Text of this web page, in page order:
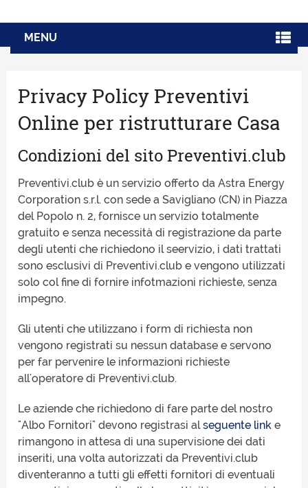
MENU
Privacy Policy Preventivi
Online per ristrutturare Casa
Condizioni del sito Preventivi.club
Preventivi.club è un servizio offerto da Astra Energy
Corporation s.r.l. con sede a Savigliano (CN) in Piazza
del Popolo n. 2, fornisce un servizio totalmente
gratuito e senza necessità di registrazione da parte
degli utenti che richiedono il seervizio, i dati trattati
sono esclusivi di Preventivi.club e vengono utilizzati
solo col fine di fornire infotmazioni richieste, senza
impegno.
Gli utenti che utilizzano i form di richiesta non
vengono registrati su nessun database e servono
per far pervenire le informazioni richieste
all'operatore di Preventivi.club.
Le aziende che richiedono di fare parte del nostro
"Albo Fornitori" devono registrasi alseguente link e
rimangono in attesa di una supervisione dei dati
inseriti, una volta autorizzati da Preventivi.club
diventeranno a tutti gli effetti fornitori di eventuali